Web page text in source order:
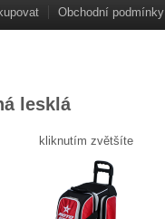
Obchodní podmínky
lesklá
kliknutím zvětšíte